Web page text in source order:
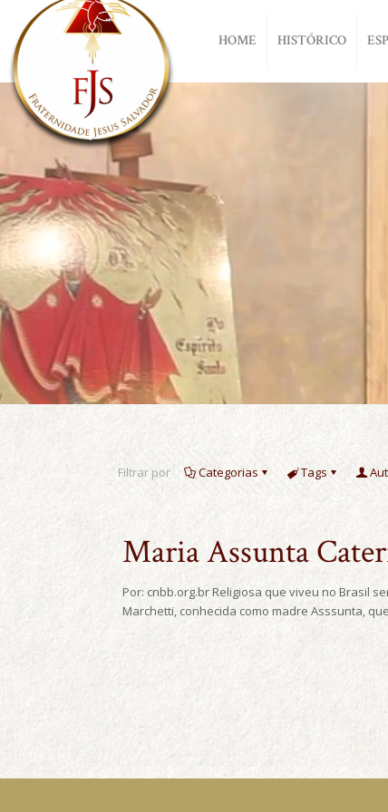
HOME HISTÓRICO
Filtrar por Categorias Tags
Maria Assunta
Por: cnbb.org.br Religiosa que viveu no Brasil
Marchetti, conhecida como madre Asssunta,